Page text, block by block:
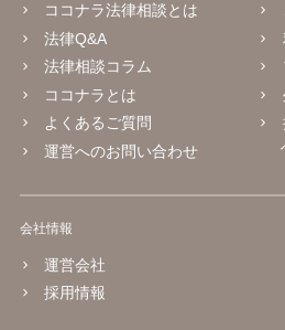
ココナラ法律相談とは
法律Q&A
法律相談コラム
ココナラとは
よくあるご質問
運営へのお問い合わせ
会社情報
運営会社
採用情報